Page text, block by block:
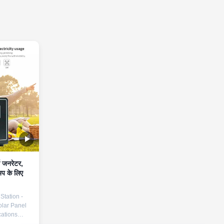
जनरेटर,
के लिए
-
Panel